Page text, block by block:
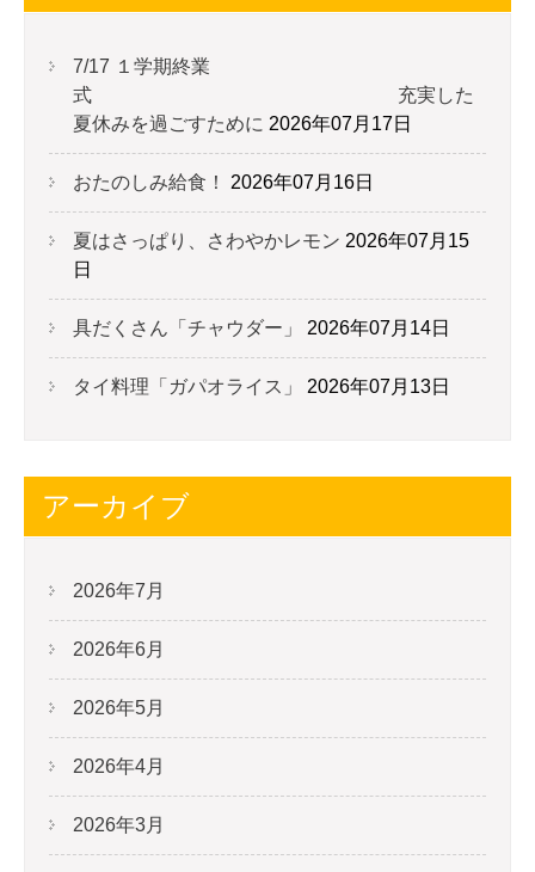
7/17 １学期終業
式 充実した
夏休みを過ごすために 2026年07月17日
おたのしみ給食！ 2026年07月16日
夏はさっぱり、さわやかレモン 2026年07月15
日
具だくさん「チャウダー」 2026年07月14日
タイ料理「ガパオライス」 2026年07月13日
アーカイブ
2026年7月
2026年6月
2026年5月
2026年4月
2026年3月